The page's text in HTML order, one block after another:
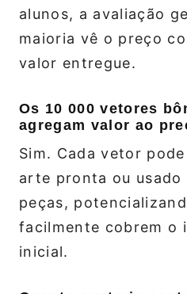
alunos, a avaliação
maioria vê o preço
valor entregue.
Os 10 000 vetores
agregam valor ao
Sim. Cada vetor
arte pronta ou
peças,
facilmente cobrem o
inicial.